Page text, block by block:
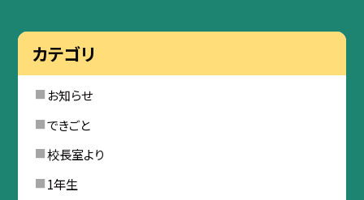
カテゴリ
お知らせ
できごと
校長室より
1年生